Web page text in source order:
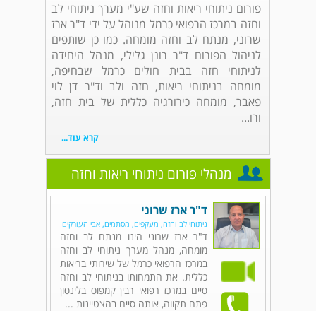
פורום ניתוחי ריאות וחזה שע"י מערך ניתוחי לב
וחזה במרכז הרפואי כרמל מנוהל על ידי ד"ר ארז
שרוני, מנתח לב וחזה מומחה. כמו כן שותפים
לניהול הפורום ד"ר רונן גלילי, מנהל היחידה
לניתוחי חזה בבית חולים כרמל שבחיפה,
מומחה בניתוחי ריאות, חזה ולב וד"ר דן לוי
פאבר, מומחה כירורגיה כללית של בית חזה,
ורו...
קרא עוד...
מנהלי פורום ניתוחי ריאות וחזה
ד"ר ארז שרוני
ניתוחי לב וחזה, מעקפים, מסתמים, אבי העורקים
ד"ר ארז שרוני הינו מנתח לב וחזה
מומחה, מנהל מערך ניתוחי לב וחזה
במרכז הרפואי כרמל של שירותי בריאות
כללית. את התמחותו בניתוחי לב וחזה
סיים במרכז רפואי רבין קמפוס בלינסון
פתח תקווה, אותה סיים בהצטיינות ...